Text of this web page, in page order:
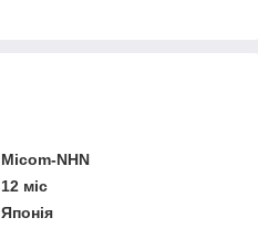
Micom-NHN
12 міс
Японія